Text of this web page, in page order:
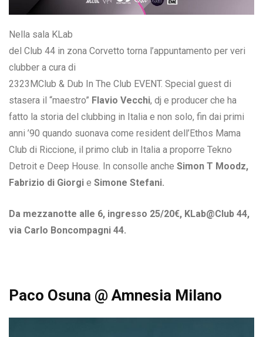
Nella sala KLab
del Club 44 in zona Corvetto torna l’appuntamento per veri
clubber a cura di
2323MClub & Dub In The Club EVENT. Special guest di
stasera il “maestro” Flavio Vecchi, dj e producer che ha
fatto la storia del clubbing in Italia e non solo, fin dai primi
anni ’90 quando suonava come resident dell’Ethos Mama
Club di Riccione, il primo club in Italia a proporre Tekno
Detroit e Deep House. In consolle anche Simon T Moodz,
Fabrizio di Giorgi e Simone Stefani.
Da mezzanotte alle 6, ingresso 25/20€, KLab@Club 44,
via Carlo Boncompagni 44.
Paco Osuna @ Amnesia Milano